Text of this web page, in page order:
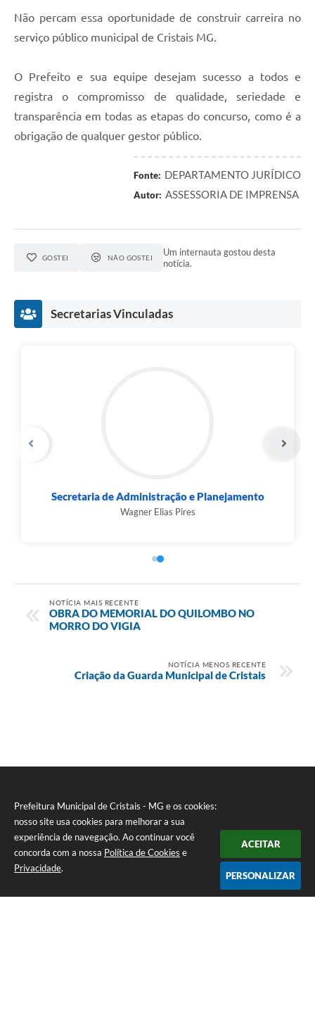
Prefeitura Municipal de Cristais - MG e os cookies:
nosso site usa cookies para melhorar a sua
experiência de navegação. Ao continuar você
concorda com a nossa Política de Cookies e
Privacidade.
ACEITAR
PERSONALIZAR
Não percam essa oportunidade de construir carreira no
serviço público municipal de Cristais MG.
O Prefeito e sua equipe desejam sucesso a todos e
registra o compromisso de qualidade, seriedade e
transparência em todas as etapas do concurso, como é a
obrigação de qualquer gestor público.
Fonte: DEPARTAMENTO JURÍDICO
Autor: ASSESSORIA DE IMPRENSA
GOSTEI NÃO GOSTEI
Um internauta gostou desta
notícia.
Secretarias Vinculadas
Secretaria de Administração e Planejamento
Wagner Elias Pires
NOTÍCIA MAIS RECENTE
OBRA DO MEMORIAL DO QUILOMBO NO
MORRO DO VIGIA
NOTÍCIA MENOS RECENTE
Criação da Guarda Municipal de Cristais